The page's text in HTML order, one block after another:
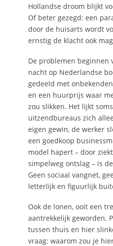
Hollandse droom blijkt
Of beter gezegd: een
door de huisarts wordt
ernstig de klacht ook
De problemen beginnen
nacht op Nederlandse
gedeeld met
en een huurprijs waar
zou slikken. Het lijkt
uitzendbureaus zich
eigen gewin, de werker
een goedkoop
model hapert – door
simpelweg ontslag – is
Geen sociaal vangnet,
letterlijk en figuurlijk
Ook de lonen, ooit een
aantrekkelijk geworden.
tussen thuis en hier
vraag: waarom zou je